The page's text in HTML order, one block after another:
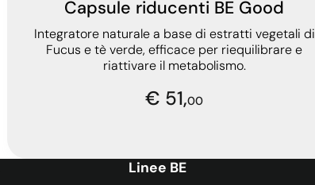
Capsule riducenti BE Good
Integratore naturale a base di estratti vegetali di
Fucus e tè verde, efficace per riequilibrare e
riattivare il metabolismo.
€ 51,00
Linee BE